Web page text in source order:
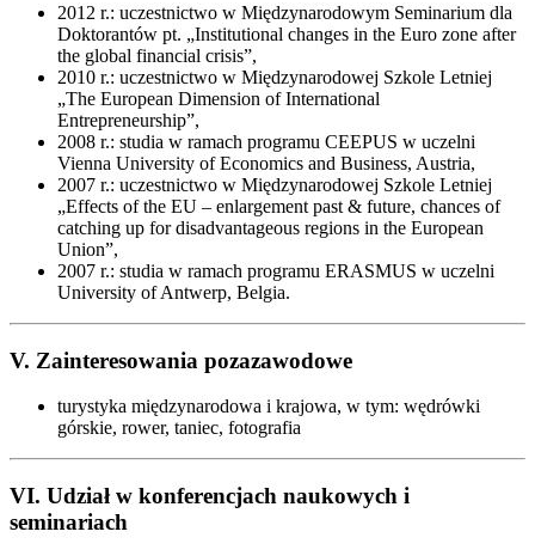
2012 r.: uczestnictwo w Międzynarodowym Seminarium dla
Doktorantów pt. „Institutional changes in the Euro zone after
the global financial crisis”,
2010 r.: uczestnictwo w Międzynarodowej Szkole Letniej
„The European Dimension of International
Entrepreneurship”,
2008 r.: studia w ramach programu CEEPUS w uczelni
Vienna University of Economics and Business, Austria,
2007 r.: uczestnictwo w Międzynarodowej Szkole Letniej
„Effects of the EU – enlargement past & future, chances of
catching up for disadvantageous regions in the European
Union”,
2007 r.: studia w ramach programu ERASMUS w uczelni
University of Antwerp, Belgia.
V. Zainteresowania pozazawodowe
turystyka międzynarodowa i krajowa, w tym: wędrówki
górskie, rower, taniec, fotografia
VI. Udział w konferencjach naukowych i
seminariach